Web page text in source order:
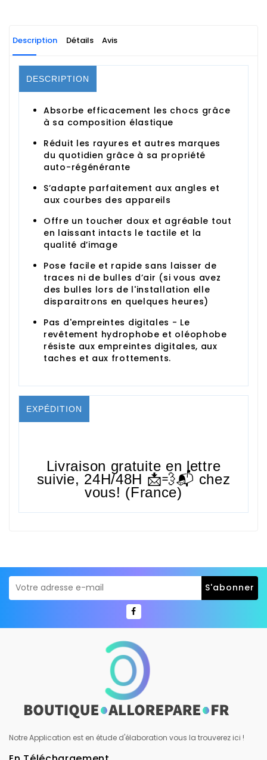
Description Détails Avis
DESCRIPTION
Absorbe efficacement les chocs grâce
à sa composition élastique
Réduit les rayures et autres marques
du quotidien grâce à sa propriété
auto-régénérante
S’adapte parfaitement aux angles et
aux courbes des appareils
Offre un toucher doux et agréable tout
en laissant intacts le tactile et la
qualité d’image
Pose facile et rapide sans laisser de
traces ni de bulles d’air (si vous avez
des bulles lors de l'installation elle
disparaitrons en quelques heures)
Pas d'empreintes digitales - Le
revêtement hydrophobe et oléophobe
résiste aux empreintes digitales, aux
taches et aux frottements.
EXPÉDITION
Livraison gratuite en lettre
suivie, 24H/48H 📩💨📬 chez
vous! (France)
Notre Application est en étude d'élaboration vous la trouverez ici !